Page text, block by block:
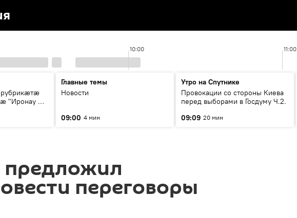
10:00 11:00
"Иронау æй
Главные темы
Новости
09:00 4 мин
Утро на Спутнике
Провокации со стороны Киева
перед выборами в Госдуму Ч.2.
09:09 20 мин
предложил
переговоры